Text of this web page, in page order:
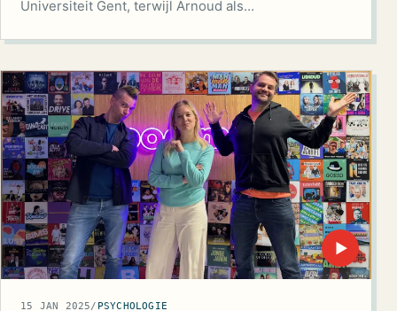
Universiteit Gent, terwijl Arnoud als…
▶
15 JAN 2025/ PSYCHOLOGIE